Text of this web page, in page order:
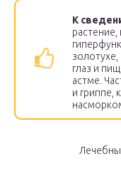
К
растение,
глаз и
астме.
и гриппе,